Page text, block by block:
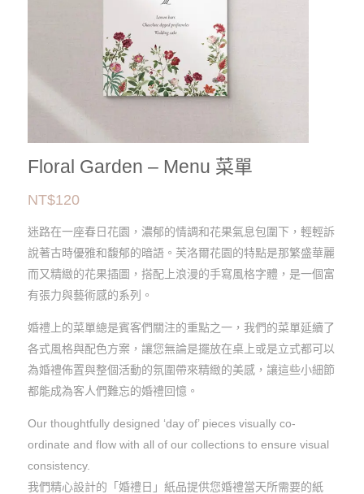
Floral Garden – Menu 菜單
NT$120
迷路在一座春日花園，濃郁的情調和花果氣息包圍下，輕輕訴
說著古時優雅和馥郁的暗語。芙洛爾花園的特點是那繁盛華麗
而又精緻的花果插圖，搭配上浪漫的手寫風格字體，是一個富
有張力與藝術感的系列。
婚禮上的菜單總是賓客們關注的重點之一，我們的菜單延續了
各式風格與配色方案，讓您無論是擺放在桌上或是立式都可以
為婚禮佈置與整個活動的氛圍帶來精緻的美感，讓這些小細節
都能成為客人們難忘的婚禮回憶。
Our thoughtfully designed ‘day of’ pieces visually co-
ordinate and flow with all of our collections to ensure visual
consistency.
我們精心設計的「婚禮日」紙品提供您婚禮當天所需要的紙